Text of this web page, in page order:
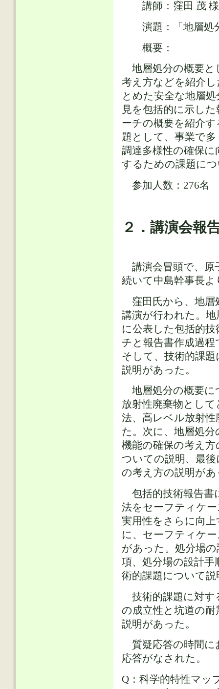
講師：窪田 茂 様
演題：「地層処
概要：
地層処分の概要と
考え方などを紹介
とめた安全な地層
見を包括的に示し
ーチの概要を紹介
題として、事業で
調達多様性の確保
するための課題に
参加人数：276名
２．講演会報
講演会冒頭で、原
続いて中島幹事長
窪田氏から、地層
講演が行われた。
に公表した包括的
チと報告書作成過
そして、技術的課
説明があった。
地層処分の概要に
放射性廃棄物とし
法、高レベル放射
た。次に、地層処
機能の確保の考え
ついての説明、最
の考え方の説明が
包括的技術報告書
法をセーフティケ
実用性をさらに向
に、セーフティケ
があった。処分場
項、処分場の設計手
術的課題について
技術的課題に対す
の成立性と坑道の
説明があった。
質疑応答の時間に
応答がなされた。
Q：科学的特性マッ